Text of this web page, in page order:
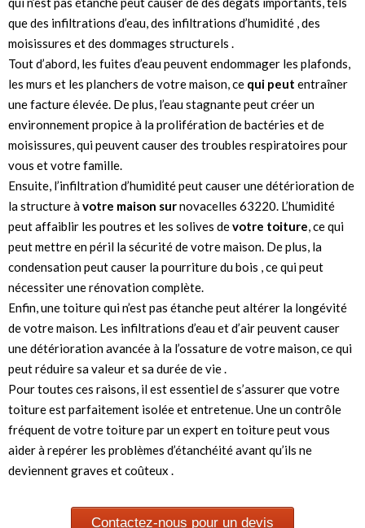
que des infiltrations d’eau, des infiltrations d’humidité , des
moisissures et des dommages structurels .
Tout d’abord, les fuites d’eau peuvent endommager les plafonds,
les murs et les planchers de votre maison, ce qui peut entraîner
une facture élevée. De plus, l’eau stagnante peut créer un
environnement propice à la prolifération de bactéries et de
moisissures, qui peuvent causer des troubles respiratoires pour
vous et votre famille.
Ensuite, l’infiltration d’humidité peut causer une détérioration de
la structure àvotre maison surnovacelles 63220. L’humidité
peut affaiblir les poutres et les solives devotre toiture, ce qui
peut mettre en péril la sécurité de votre maison. De plus, la
condensation peut causer la pourriture du bois , ce qui peut
nécessiter une rénovation complète.
Enfin, une toiture qui n’est pas étanche peut altérer la longévité
de votre maison. Les infiltrations d’eau et d’air peuvent causer
une détérioration avancée à la l’ossature de votre maison, ce qui
peut réduire sa valeur et sa durée de vie .
Pour toutes ces raisons, il est essentiel de s’assurer que votre
toiture est parfaitement isolée et entretenue. Une un contrôle
fréquent de votre toiture par un expert en toiture peut vous
aider à repérer les problèmes d’étanchéité avant qu’ils ne
deviennent graves et coûteux .
Contactez-nous pour un devis